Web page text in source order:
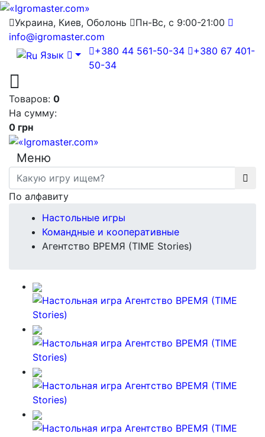
Украина, Киев, Оболонь
Пн-Вс, с 9:00-21:00
info@igromaster.com
Язык
+380 44 561-50-34
+380 67 401-
50-34
Товаров: 0
На сумму:
0 грн
Меню
По алфавиту
Настольные игры
Командные и кооперативные
Агентство ВРЕМЯ (TIME Stories)